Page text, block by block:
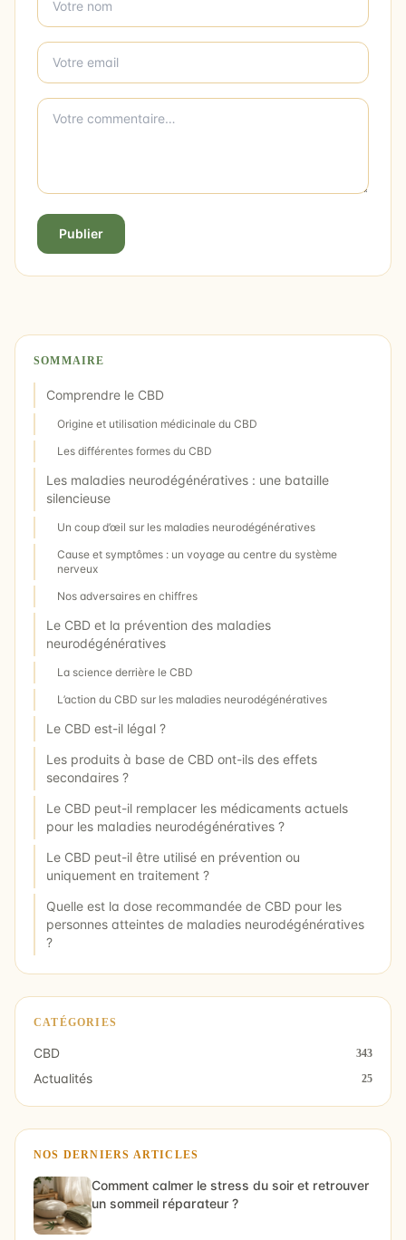
Publier
SOMMAIRE
Comprendre le CBD
Origine et utilisation médicinale du CBD
Les différentes formes du CBD
Les maladies neurodégénératives : une bataille
silencieuse
Un coup d’œil sur les maladies neurodégénératives
Cause et symptômes : un voyage au centre du système
nerveux
Nos adversaires en chiffres
Le CBD et la prévention des maladies
neurodégénératives
La science derrière le CBD
L’action du CBD sur les maladies neurodégénératives
Le CBD est-il légal ?
Les produits à base de CBD ont-ils des effets
secondaires ?
Le CBD peut-il remplacer les médicaments actuels
pour les maladies neurodégénératives ?
Le CBD peut-il être utilisé en prévention ou
uniquement en traitement ?
Quelle est la dose recommandée de CBD pour les
personnes atteintes de maladies neurodégénératives
?
CATÉGORIES
CBD 343
Actualités 25
NOS DERNIERS ARTICLES
Comment calmer le stress du soir et retrouver
un sommeil réparateur ?